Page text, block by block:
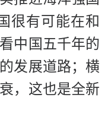
很有可能在和
中国五千年的
发展道路；横
，这也是全新